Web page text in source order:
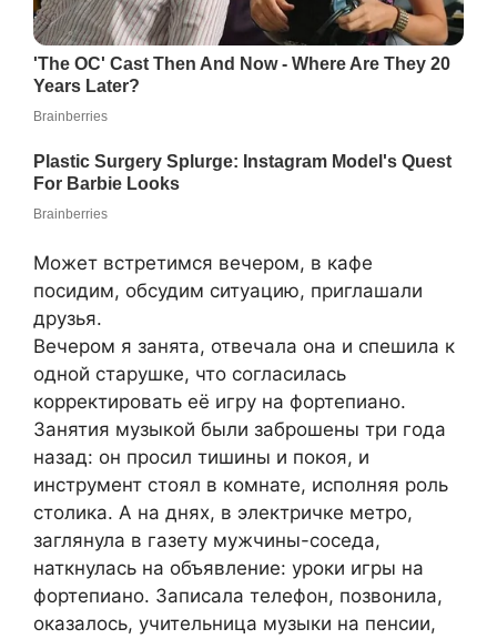
Может встретимся вечером, в кафе
посидим, обсудим ситуацию, приглашали
друзья.
Вечером я занята, отвечала она и спешила к
одной старушке, что согласилась
корректировать её игру на фортепиано.
Занятия музыкой были заброшены три года
назад: он просил тишины и покоя, и
инструмент стоял в комнате, исполняя роль
столика. А на днях, в электричке метро,
заглянула в газету мужчины-соседа,
наткнулась на объявление: уроки игры на
фортепиано. Записала телефон, позвонила,
оказалось, учительница музыки на пенсии,